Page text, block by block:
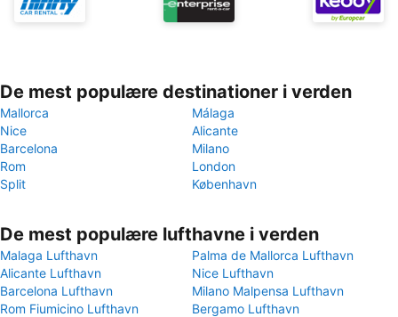
De mest populære destinationer i verden
Mallorca
Málaga
Nice
Alicante
Barcelona
Milano
Rom
London
Split
København
De mest populære lufthavne i verden
Malaga Lufthavn
Palma de Mallorca Lufthavn
Alicante Lufthavn
Nice Lufthavn
Barcelona Lufthavn
Milano Malpensa Lufthavn
Rom Fiumicino Lufthavn
Bergamo Lufthavn